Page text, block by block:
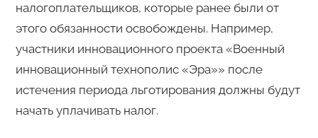
налогоплательщиков, которые ранее были от
этого обязанности освобождены. Например,
участники инновационного проекта «Военный
инновационный технополис «Эра»» после
истечения периода льготирования должны будут
начать уплачивать налог.